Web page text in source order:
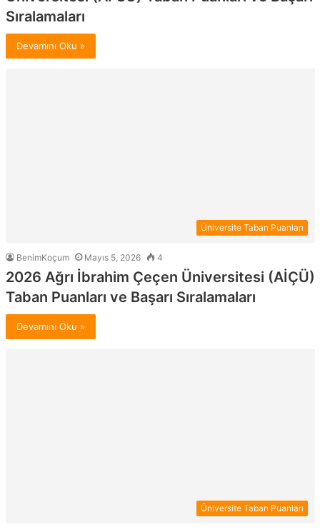
Sıralamaları
Devamını Oku »
Üniversite Taban Puanları
BenimKoçum Mayıs 5, 2026 4
2026 Ağrı İbrahim Çeçen Üniversitesi (AİÇÜ)
Taban Puanları ve Başarı Sıralamaları
Devamını Oku »
Üniversite Taban Puanları